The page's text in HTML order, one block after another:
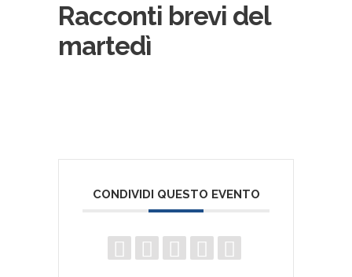
Racconti brevi del
martedì
CONDIVIDI QUESTO EVENTO